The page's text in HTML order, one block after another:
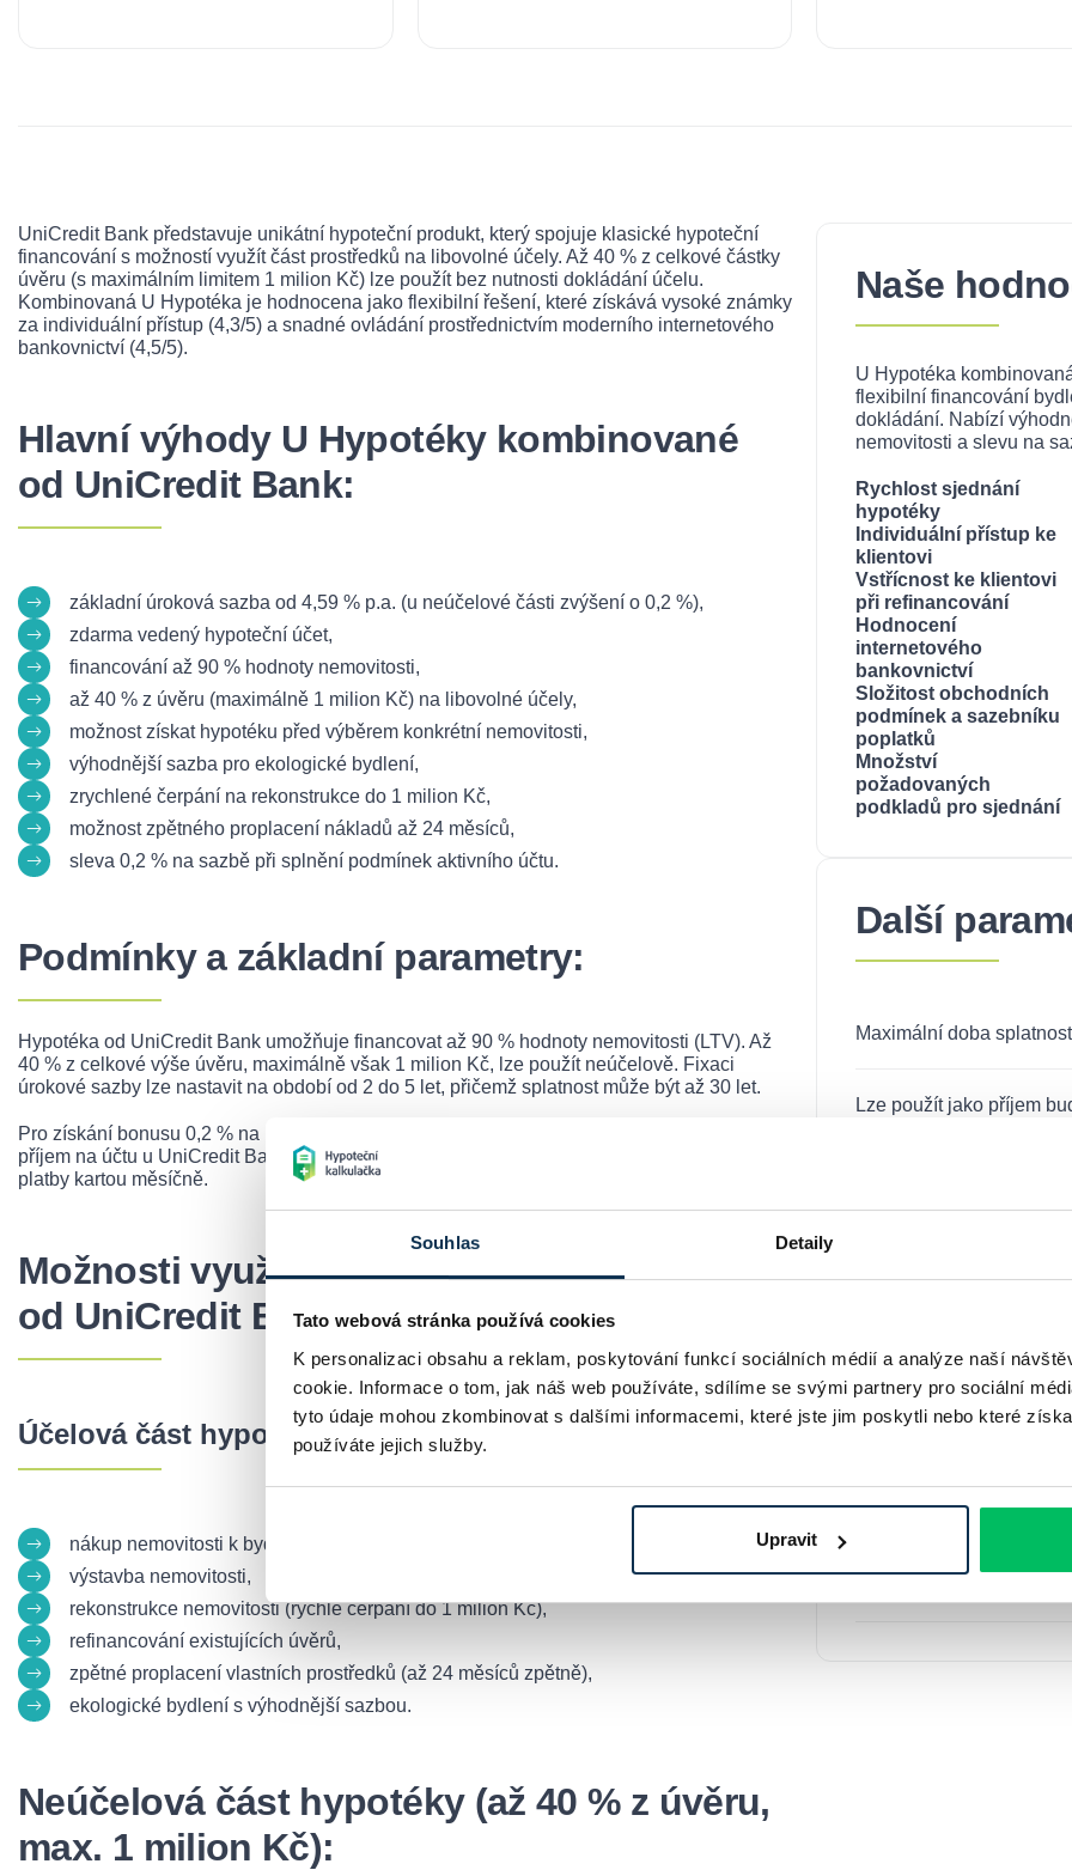
Souhlas Detaily
Tato webová stránka používá cookies
K personalizaci obsahu a reklam, poskytování funkcí sociálních médií a analýze naší
cookie. Informace o tom, jak náš web používáte, sdílíme se svými partnery pro sociální
tyto údaje mohou zkombinovat s dalšími informacemi, které jste jim poskytli nebo které
používáte jejich služby.
Upravit
UniCredit Bank představuje unikátní hypoteční produkt, který spojuje klasické hypoteční
financování s možností využít část prostředků na libovolné účely. Až 40 % z celkové částky
úvěru (s maximálním limitem 1 milion Kč) lze použít bez nutnosti dokládání účelu.
Kombinovaná U Hypotéka je hodnocena jako flexibilní řešení, které získává vysoké známky
za individuální přístup (4,3/5) a snadné ovládání prostřednictvím moderního internetového
bankovnictví (4,5/5).
Hlavní výhody U Hypotéky kombinované
od UniCredit Bank:
základní úroková sazba od 4,59 % p.a. (u neúčelové části zvýšení o 0,2 %),
zdarma vedený hypoteční účet,
financování až 90 % hodnoty nemovitosti,
až 40 % z úvěru (maximálně 1 milion Kč) na libovolné účely,
možnost získat hypotéku před výběrem konkrétní nemovitosti,
výhodnější sazba pro ekologické bydlení,
zrychlené čerpání na rekonstrukce do 1 milion Kč,
možnost zpětného proplacení nákladů až 24 měsíců,
sleva 0,2 % na sazbě při splnění podmínek aktivního účtu.
Podmínky a základní parametry:
Hypotéka od UniCredit Bank umožňuje financovat až 90 % hodnoty nemovitosti (LTV). Až
40 % z celkové výše úvěru, maximálně však 1 milion Kč, lze použít neúčelově. Fixaci
úrokové sazby lze nastavit na období od 2 do 5 let, přičemž splatnost může být až 30 let.
Pro získání bonusu 0,2 % na úrokové sazbě je třeba splnit dvě podmínky: mít měsíční
příjem na účtu u UniCredit Bank ve výši alespoň 1,5násobku splátky a provést minimálně 3
platby kartou měsíčně.
Možnosti využití U Hypotéky kombinované
od UniCredit Bank:
Účelová část hypotéky:
nákup nemovitosti k bydlení (včetně případů bez specifikace nemovitosti),
výstavba nemovitosti,
rekonstrukce nemovitosti (rychlé čerpání do 1 milion Kč),
refinancování existujících úvěrů,
zpětné proplacení vlastních prostředků (až 24 měsíců zpětně),
ekologické bydlení s výhodnější sazbou.
Neúčelová část hypotéky (až 40 % z úvěru,
max. 1 milion Kč):
Naše
U Hypotéka
flexibilní financování
dokládání. Nabízí
nemovitosti a slevu na
Rychlost sjednání
hypotéky
Individuální přístup ke
klientovi
Vstřícnost ke klientovi
při refinancování
Hodnocení
internetového
bankovnictví
Složitost obchodních
podmínek a sazebníku
poplatků
Množství
požadovaných
podkladů pro sjednání
Další
Maximální doba
Lze použít jako příjem
Možnost sjednání bez
Maximální výše úvěru
Minimální obrat na účtu